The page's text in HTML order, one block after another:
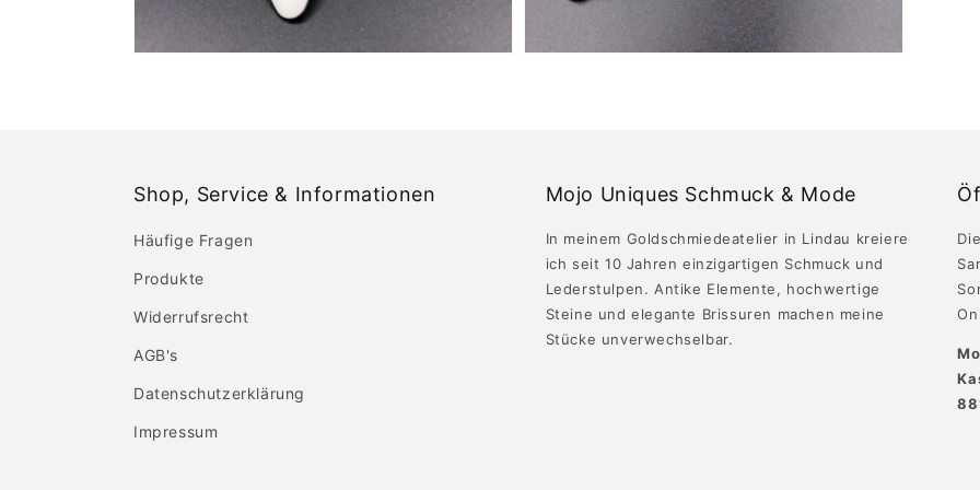
Shop, Service & Informationen
Häufige Fragen
Produkte
Widerrufsrecht
AGB's
Datenschutzerklärung
Impressum
Mojo Uniques Schmuck & Mode
In meinem Goldschmiedeatelier in Lindau kreiere
ich seit 10 Jahren einzigartigen Schmuck und
Lederstulpen. Antike Elemente, hochwertige
Steine und elegante Brissuren machen meine
Stücke unverwechselbar.